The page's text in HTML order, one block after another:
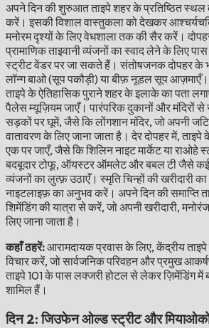
अपने दिन की शुरुआत ताइपे शहर के प्रतिष्ठित स्थल
करें। इसकी विशाल वास्तुकला को देखकर
मनोरम दृश्यों के लिए वेधशाला तक की सैर करें।
प्रामाणिक ताइवानी व्यंजनों का स्वाद लेने के लिए
स्ट्रीट वेंडर पर जा सकते हैं। संतोषजनक दोपहर
लॉन्ग बाओ (सूप पकौड़ी) या बीफ़ नूडल सूप
ताइपे के ऐतिहासिक पुराने शहर के इलाके का पता
पैलेस म्यूज़ियम जाएँ। पारंपरिक दुकानों और मंदिरों
सड़कों पर घूमें, जैसे कि लोंगशान मंदिर, जो अपनी
वातावरण के लिए जाना जाता है। देर दोपहर में, ताइपे
एक पर जाएँ, जैसे कि शिलिन नाइट मार्केट या राओहे
बदबूदार टोफू, ऑयस्टर ऑमलेट और बबल टी जैसे
व्यंजनों का लुत्फ़ उठाएँ। स्मृति चिन्हों की खरीदारी
नाइटलाइफ़ का अनुभव करें। अपने दिन की समाप्ति
शिमेंडिंग की यात्रा से करें, जो अपनी खरीदारी,
लिए जाना जाता है।
कहाँ ठहरें:आरामदायक प्रवास के लिए, केंद्रीय ताइपे
विचार करें, जो सार्वजनिक परिवहन और प्रमुख
ताइपे 101 के पास लक्जरी होटल से लेकर
शामिल हैं।
दिन 2: जिउफेन ओल्ड स्ट्रीट और